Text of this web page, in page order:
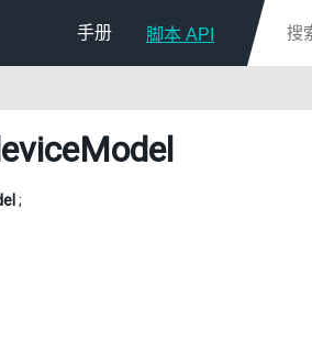
手册 脚本 API
;